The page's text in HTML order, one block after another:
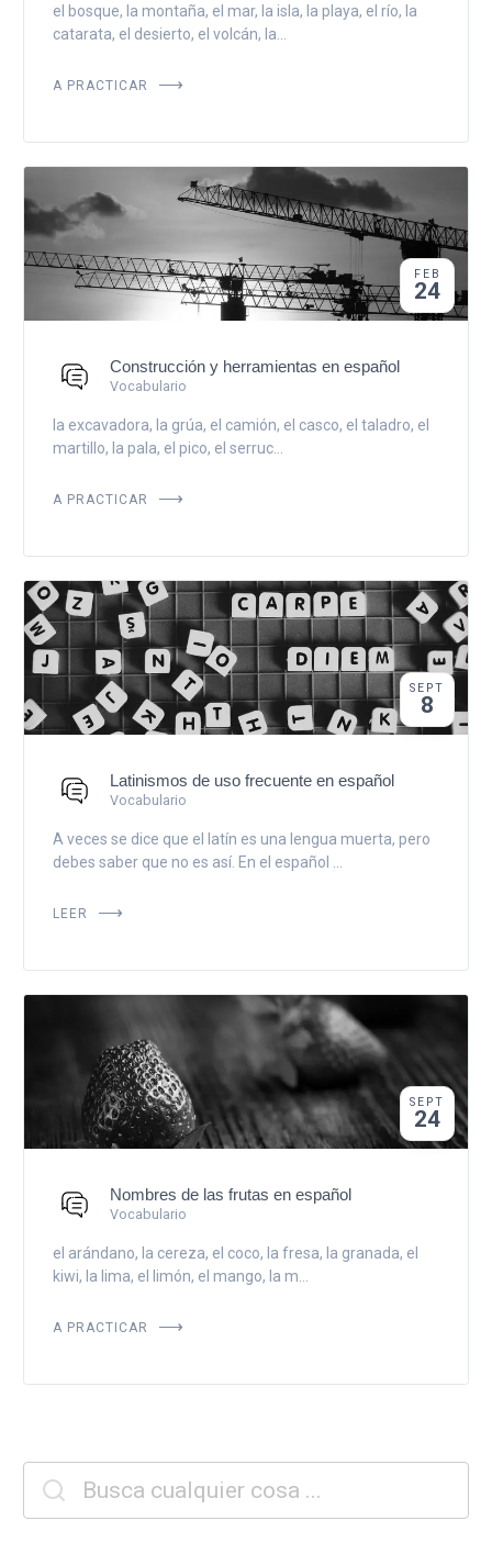
el bosque, la montaña, el mar, la isla, la playa, el río, la
catarata, el desierto, el volcán, la...
A PRACTICAR
FEB
24
Construcción y herramientas en español
Vocabulario
la excavadora, la grúa, el camión, el casco, el taladro, el
martillo, la pala, el pico, el serruc...
A PRACTICAR
SEPT
8
Latinismos de uso frecuente en español
Vocabulario
A veces se dice que el latín es una lengua muerta, pero
debes saber que no es así. En el español ...
LEER
SEPT
24
Nombres de las frutas en español
Vocabulario
el arándano, la cereza, el coco, la fresa, la granada, el
kiwi, la lima, el limón, el mango, la m...
A PRACTICAR